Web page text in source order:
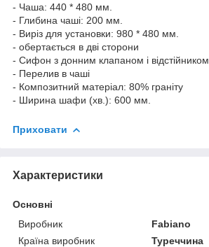
- Чаша: 440 * 480 мм.
- Глибина чаші: 200 мм.
- Виріз для установки: 980 * 480 мм.
- обертається в дві сторони
- Сифон з донним клапаном і відстійником
- Перелив в чаші
- Композитний матеріал: 80% граніту
- Ширина шафи (хв.): 600 мм.
Приховати
Характеристики
Основні
Виробник
Fabiano
Країна виробник
Туреччина